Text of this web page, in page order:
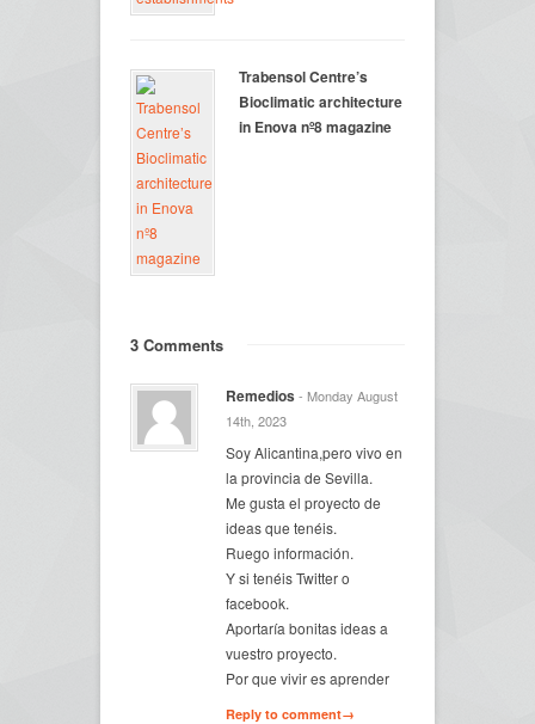
Trabensol Centre’s
Bioclimatic architecture
in Enova nº8 magazine
3 Comments
Remedios - Monday August
14th, 2023
Soy Alicantina,pero vivo en
la provincia de Sevilla.
Me gusta el proyecto de
ideas que tenéis.
Ruego información.
Y si tenéis Twitter o
facebook.
Aportaría bonitas ideas a
vuestro proyecto.
Por que vivir es aprender
Reply to comment→